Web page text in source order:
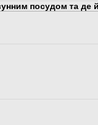
посудом та де